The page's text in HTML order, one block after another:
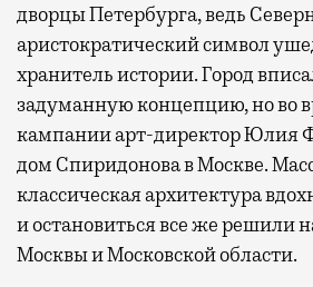
дворцы Петербурга, ведь
аристократический символ
хранитель истории. Город
задуманную концепцию, но во
кампании арт-директор Юлия
дом Спиридонова в Москве.
классическая архитектура
и остановиться все же решили
Москвы и Московской области.